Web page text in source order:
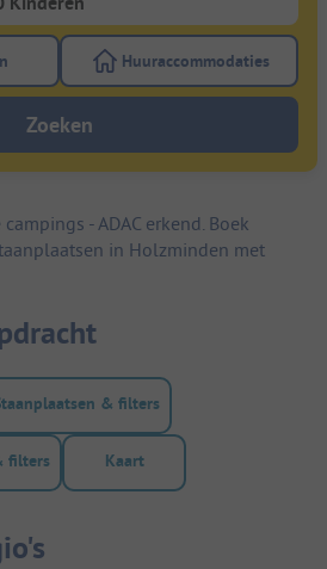
filterknop staanplaatsen om te zoeken
Gebruik de
Huuraccommodaties
Zoeken
- ADAC erkend. Boek
in Holzminden met
& filters
filters Kaart